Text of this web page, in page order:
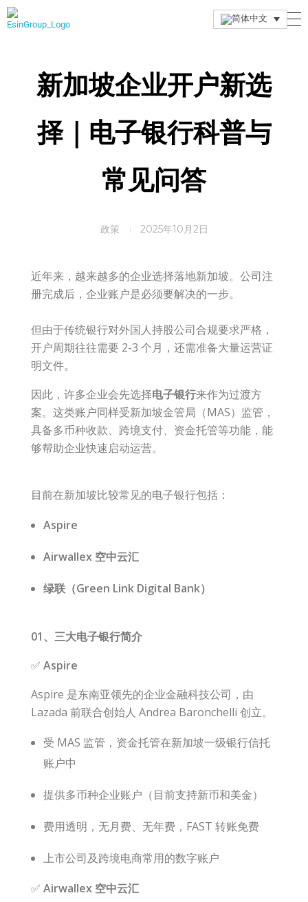
新加坡企业开户新选
择｜电子银行科普与
常见问答
2025年10月2日
政策
近年来，越来越多的企业选择落地新加坡。公司注
册完成后，企业账户是必须要解决的一步。
但由于传统银行对外国人持股公司合规要求严格，
开户周期往往需要 2-3 个月，还需准备大量运营证
明文件。
因此，许多企业会先选择电子银行来作为过渡方
案。这类账户同样受新加坡金管局（MAS）监管，
具备多币种收款、跨境支付、资金托管等功能，能
够帮助企业快速启动运营。
目前在新加坡比较常见的电子银行包括：
Aspire
Airwallex空中云汇
绿联（Green Link Digital Bank）
01、 三大电子银行简介
✅ Aspire
Aspire 是东南亚领先的企业金融科技公司，由
Lazada 前联合创始人 Andrea Baronchelli 创立。
受 MAS 监管，资金托管在新加坡一级银行信托
账户中
提供多币种企业账户（目前支持新币和美金）
费用透明，无月费、无年费，FAST 转账免费
上市公司及跨境电商常用的数字账户
✅ Airwallex 空中云汇